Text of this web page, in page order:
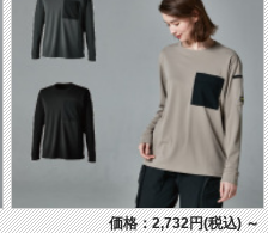
価格：2,732円(税込)～